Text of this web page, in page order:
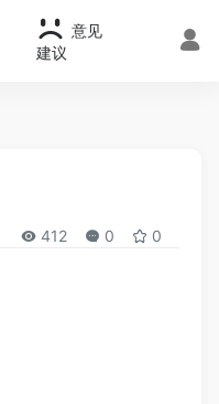
意见
建议
412 0 0